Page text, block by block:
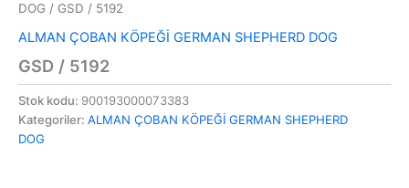
DOG / GSD / 5192
ALMAN ÇOBAN KÖPEĞİ GERMAN SHEPHERD DOG
GSD / 5192
Stok kodu: 900193000073383
Kategoriler: ALMAN ÇOBAN KÖPEĞİ GERMAN SHEPHERD
DOG